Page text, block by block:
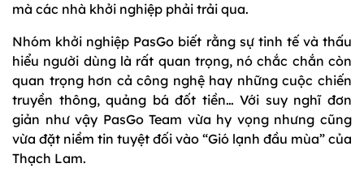
mà các nhà khởi nghiệp phải trải qua.
Nhóm khởi nghiệp PasGo biết rằng sự tinh tế và thấu
hiểu người dùng là rất quan trọng, nó chắc chắn còn
quan trọng hơn cả công nghệ hay những cuộc chiến
truyền thông, quảng bá đốt tiền… Với suy nghĩ đơn
giản như vậy PasGo Team vừa hy vọng nhưng cũng
vừa đặt niềm tin tuyệt đối vào “Gió lạnh đầu mùa” của
Thạch Lam.